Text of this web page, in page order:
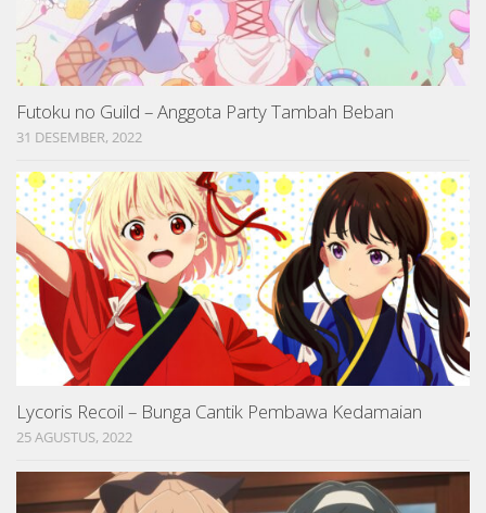
Futoku no Guild – Anggota Party Tambah Beban
31 DESEMBER, 2022
Lycoris Recoil – Bunga Cantik Pembawa Kedamaian
25 AGUSTUS, 2022